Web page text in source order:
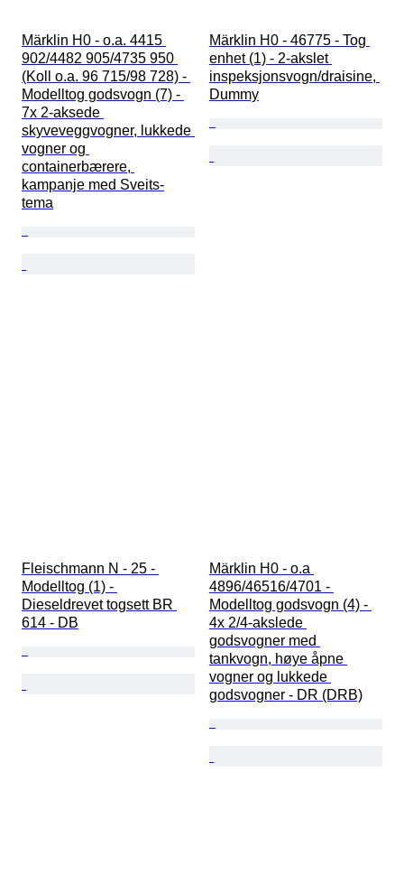
Märklin H0 - o.a. 4415
902/4482 905/4735 950
(Koll o.a. 96 715/98 728) -
Modelltog godsvogn (7) -
7x 2-aksede
skyveveggvogner, lukkede
vogner og
containerbærere,
kampanje med Sveits-
tema
Märklin H0 - 46775 - Tog
enhet (1) - 2-akslet
inspeksjonsvogn/draisine,
Dummy
Fleischmann N - 25 -
Modelltog (1) -
Dieseldrevet togsett BR
614 - DB
Märklin H0 - o.a
4896/46516/4701 -
Modelltog godsvogn (4) -
4x 2/4-akslede
godsvogner med
tankvogn, høye åpne
vogner og lukkede
godsvogner - DR (DRB)